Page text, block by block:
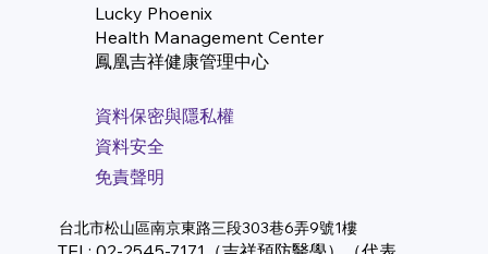
Lucky Phoenix
Health Management Center
​鳳凰吉祥健康管理中心
資料保密與隱私權
資料安全
免責聲明
台北市松山區南京東路三段303巷6弄9號1樓